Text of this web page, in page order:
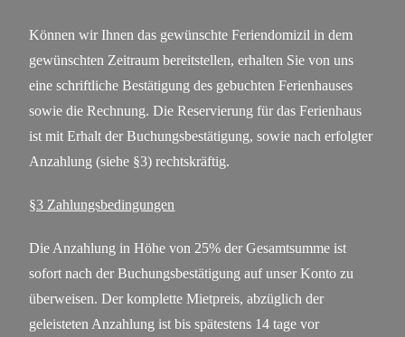
Können wir Ihnen das gewünschte Feriendomizil in dem
gewünschten Zeitraum bereitstellen, erhalten Sie von uns
eine schriftliche Bestätigung des gebuchten Ferienhauses
sowie die Rechnung. Die Reservierung für das Ferienhaus
ist mit Erhalt der Buchungsbestätigung, sowie nach erfolgter
Anzahlung (siehe §3) rechtskräftig.
§3 Zahlungsbedingungen
Die Anzahlung in Höhe von 25% der Gesamtsumme ist
sofort nach der Buchungsbestätigung auf unser Konto zu
überweisen. Der komplette Mietpreis, abzüglich der
geleisteten Anzahlung ist bis spätestens 14 tage vor